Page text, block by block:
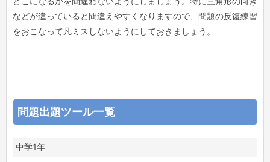
どこになるかを間違わないようにしましょう。特に三角形の向き
などが違っていると間違えやすくなりますので、問題の反復練習
をおこなって凡ミスしないようにしておきましょう。
問題出題ツール一覧
中学1年